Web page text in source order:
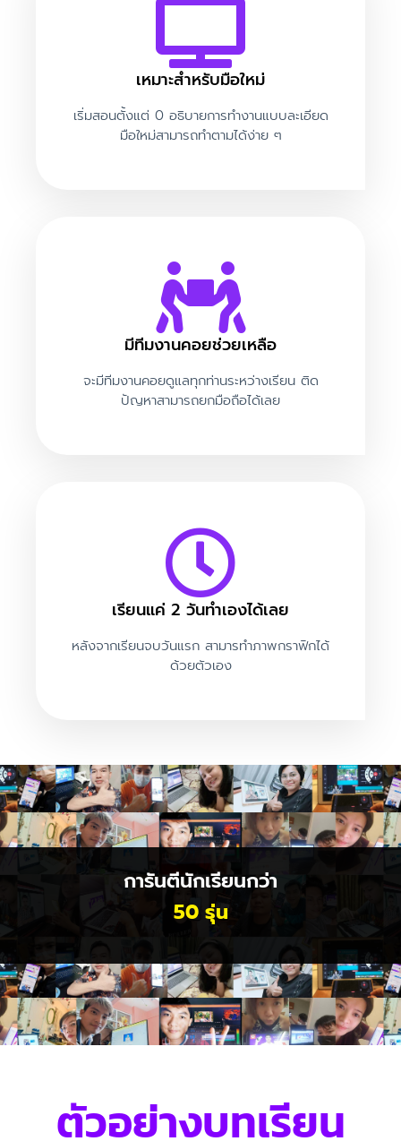
Casino Sitelerinin Adresleri
Canlı Online Casinolar
ผู้แสดงความเห็นเวิร์ดเพรส
เหมาะสำหรับมือใหม่
เริ่มสอนตั้งแต่ 0 อธิบายการทำงานแบบละเอียด
มือใหม่สามารถทำตามได้ง่าย ๆ
มีทีมงานคอยช่วยเหลือ
จะมีทีมงานคอยดูแลทุกท่านระหว่างเรียน ติด
ปัญหาสามารถยกมือถือได้เลย
เรียนแค่ 2 วันทำเองได้เลย
หลังจากเรียนจบวันแรก สามารทำภาพกราฟิกได้
ด้วยตัวเอง
การันตีนักเรียนกว่า
50 รุ่น
ตัวอย่างบทเรียน